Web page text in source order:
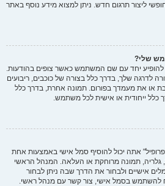
ליצור תרגום חדש. ניתן למצוא מידע נוסף באתר
שלי?
להופיע יחד עם שם המשתמש כאשר צופים בהודעות.
לדרגה שלך, בדרך כלל בצורה של כוכבים, ריבועים
או את מעמדך בפורום. תמונה אחרת, בדרך כלל
כלל ייחודית או אישית לכל משתמש.
אתה יכול להוסיף סמל אישי באמצעות אחת
מארבע השיטות הבאות: Gravatar, גלריה, תמונה מרוחקת או העלאה. המנהל הראשי
אישיים ולבחור את הדרך שבה ניתן לבחור
להשתמש בסמל אישי, צור קשר עם מנהל ראשי.